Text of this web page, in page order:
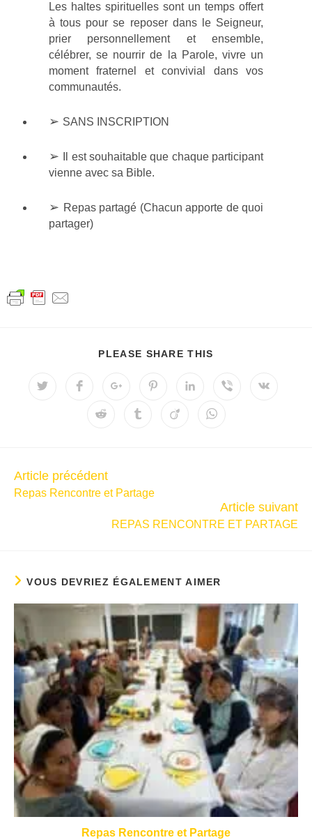
Les haltes spirituelles sont un temps offert
à tous pour se reposer dans le Seigneur,
prier personnellement et ensemble,
célébrer, se nourrir de la Parole, vivre un
moment fraternel et convivial dans vos
communautés.
➢ SANS INSCRIPTION
➢
Il est souhaitable que chaque participant
vienne avec sa Bible.
➢ Repas partagé (Chacun apporte de quoi
partager)
PLEASE SHARE THIS
Article précédent
Repas Rencontre et Partage
Article suivant
REPAS RENCONTRE ET PARTAGE
VOUS DEVRIEZ ÉGALEMENT AIMER
Repas Rencontre et Partage